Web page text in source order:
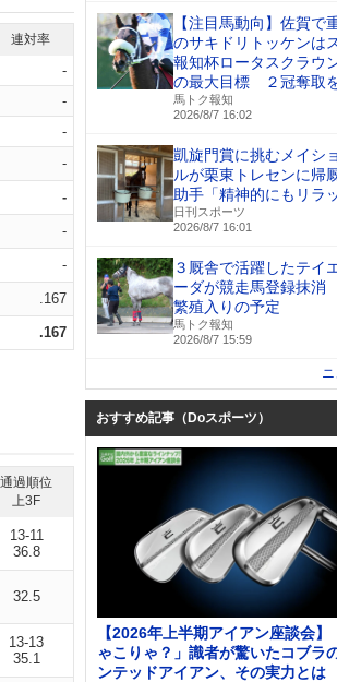
連対率
-
-
-
-
-
-
-
.167
.167
通過順位
上3F
13-11
36.8
32.5
13-13
35.1
【注目馬動向】佐賀で
のサキドリトッケンは
報知杯ロータスクラウ
の最大目標 ２冠奪取
馬トク報知
2026/8/7 16:02
凱旋門賞に挑むメイシ
ルが栗東トレセンに
助手「精神的にもリラ
日刊スポーツ
2026/8/7 16:01
３厩舎で活躍したテイ
ーダが競走馬登録抹
繁殖入りの予定
馬トク報知
2026/8/7 15:59
おすすめ記事（Doスポーツ）
【2026年上半期アイアン座談会】
ゃこりゃ？」識者が驚いたコブラ
ンテッドアイアン、その実力とは